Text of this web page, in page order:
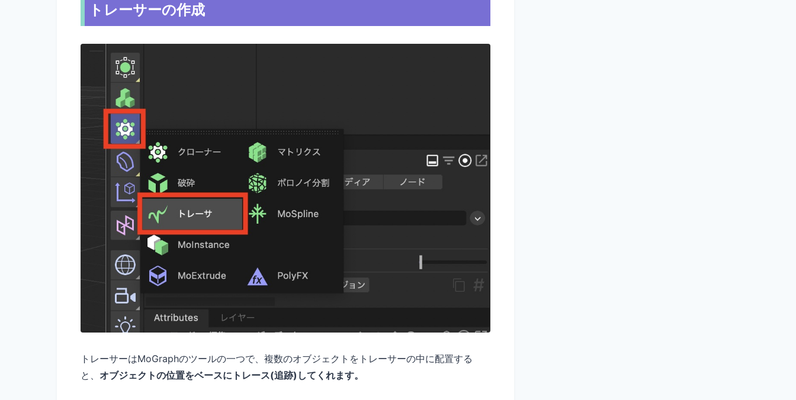
トレーサーの作成
トレーサーはMoGraphのツールの一つで、複数のオブジェクトをトレーサーの中に配置する
と、 オブジェクトの位置をベースにトレース(追跡)してくれます。